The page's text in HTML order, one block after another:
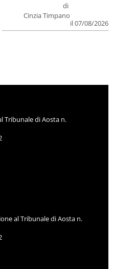
di
Cinzia Timpano
il 07/08/2026
Tribunale di Aosta n.
al Tribunale di Aosta n.